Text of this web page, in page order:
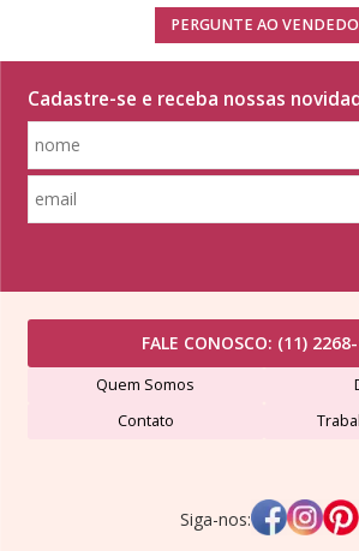
PERGUNTE AO
Cadastre-se e receba nossas
FALE CONOSCO: (11)
Quem Somos
Contato
Siga-nos: